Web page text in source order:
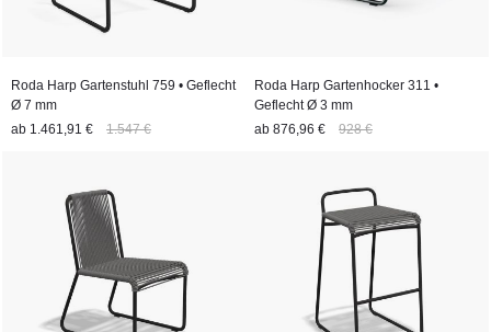
Roda Harp Gartenstuhl 759 • Geflecht
Ø 7 mm
ab 1.461,91 € 1.547 €
Roda Harp Gartenhocker 311 •
Geflecht Ø 3 mm
ab 876,96 € 928 €